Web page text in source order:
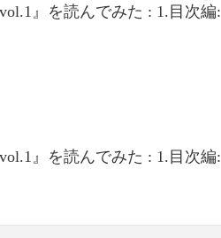
』を読んでみた : 1.目次編:
』を読んでみた : 1.目次編: